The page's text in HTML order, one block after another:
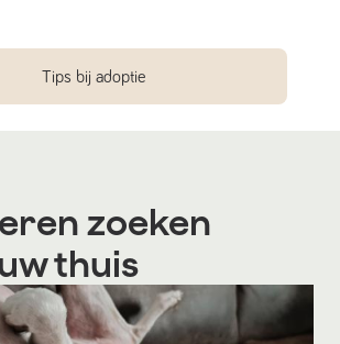
Tips bij adoptie
zoeken
thuis